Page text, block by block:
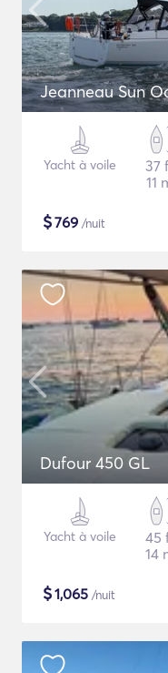
Jeanneau Sun
Yacht à voile
37
11
$769 /nuit
Dufour 450 GL
Yacht à voile
45
14
$1,065 /nuit